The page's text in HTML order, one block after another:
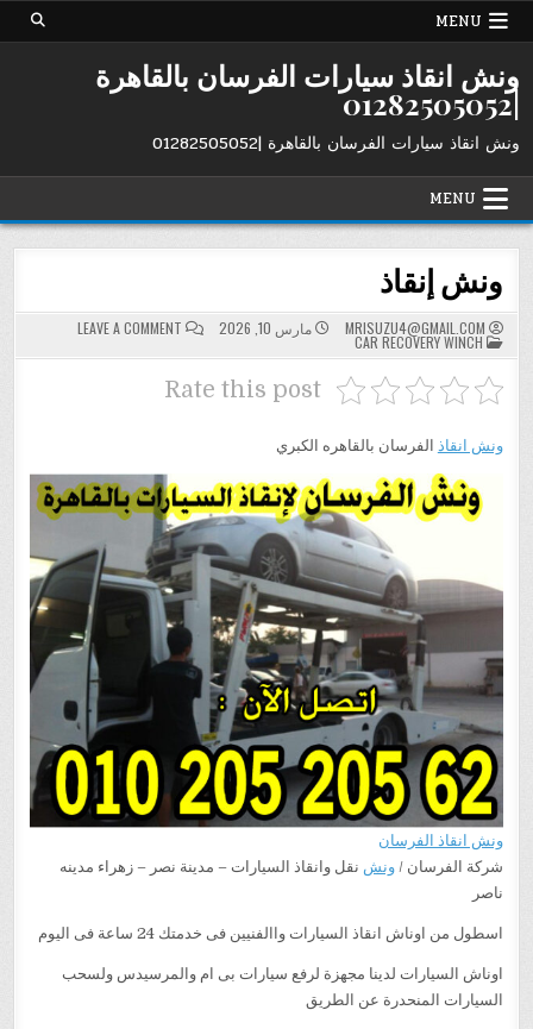
Skip
MENU
ونش انقاذ سيارات الفرسان بالقاهرة
|01282505052
ونش انقاذ سيارات الفرسان بالقاهرة |01282505052
MENU
ونش إنقاذ
MRISUZU4@GMAIL.COM مارس 10, 2026 LEAVE A COMMENT
ON
ونش
إنقاذ
POSTED
IN
CAR RECOVERY WINCH
Rate this post
ونش انقاذ الفرسان بالقاهره الكبري
ونش انقاذ الفرسان
شركة الفرسان /ونش نقل وانقاذ السيارات – مدينة نصر – زهراء مدينه
ناصر
اسطول من اوناش انقاذ السيارات واالفنيين فى خدمتك 24 ساعة فى اليوم
اوناش السيارات لدينا مجهزة لرفع سيارات بى ام والمرسيدس ولسحب
السيارات المنحدرة عن الطريق